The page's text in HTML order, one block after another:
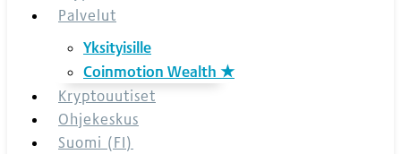
Palvelut
Yksityisille
Coinmotion Wealth ★
Kryptouutiset
Ohjekeskus
Suomi (FI)